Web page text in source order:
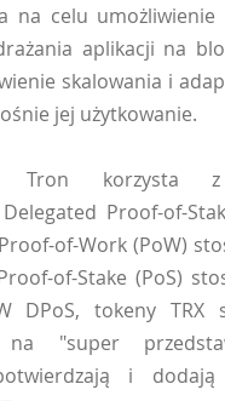
na celu umożliwienie
aplikacji na
skalowania i
jej użytkowanie.
Tron korzysta z
Proof-of-
of-Work (PoW)
of-Stake (PoS)
DPoS, tokeny TRX
na "super
i